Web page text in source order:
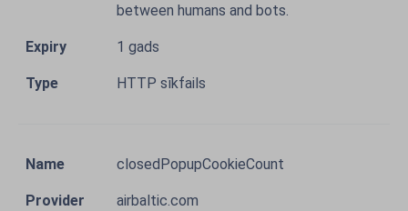
between humans and bots.
1 gads
HTTP sīkfails
closedPopupCookieCount
airbaltic.com